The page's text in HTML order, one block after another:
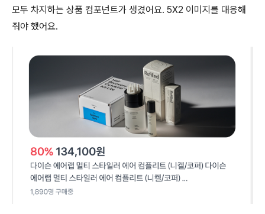
모두 차지하는 상품 컴포넌트가 생겼어요. 5X2 이미지를 대응해
줘야 했어요.